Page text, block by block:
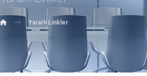
Yararlı Linkler